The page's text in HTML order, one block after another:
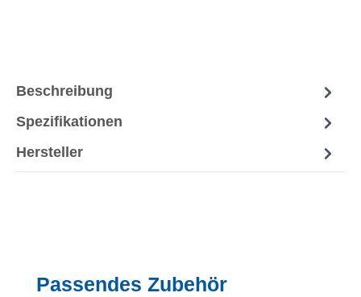
Beschreibung
Spezifikationen
Hersteller
Produktgalerie überspringen
Passendes Zubehör